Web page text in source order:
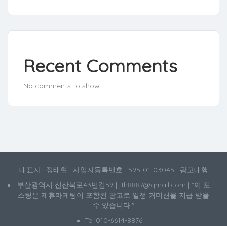
Recent Comments
No comments to show.
대표자 : 정태현 | 사업자등록번호 : 595-01-03045 | 광고대행
부산광역시 신산북로43번길59 | jth8887@gmail.com | "이 포
스팅은 제휴마케팅이 포함된 광고로 일정 커미션을 지급 받을
수 있습니다."
Tel 010-6614-8876